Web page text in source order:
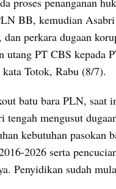
BB, kemudian
perkara dugaan
utang PT CBS kepada
Totok, Rabu (8/7).
batu bara PLN, saat
mengusut
kebutuhan pasokan
2026 serta
Penyidikan sudah